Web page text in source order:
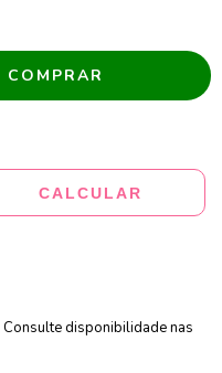
CALCULAR
disponibilidade nas